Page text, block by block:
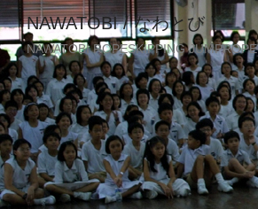
NAWATOBI / なわとび
NAWATOBI ROPESKIPPING JUMPROPE